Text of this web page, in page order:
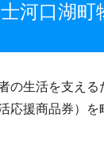
口湖町
の生活を支え
援商品券）を